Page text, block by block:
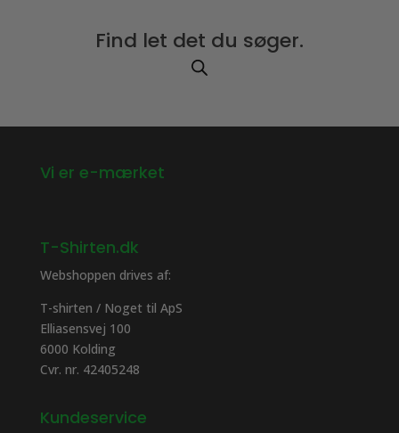
Find let det du søger.
Vi er e-mærket
T-Shirten.dk
Webshoppen drives af:
T-shirten / Noget til ApS
Elliasensvej 100
6000 Kolding
Cvr. nr. 42405248
Kundeservice